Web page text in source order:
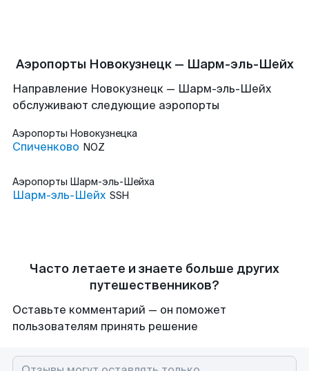
Аэропорты Новокузнецк — Шарм-эль-Шейх
Направление Новокузнецк — Шарм-эль-Шейх
обслуживают следующие аэропорты
Аэропорты Новокузнецка
Спиченково NOZ
Аэропорты Шарм-эль-Шейха
Шарм-эль-Шейх SSH
Часто летаете и знаете больше других
путешественников?
Оставьте комментарий — он поможет
пользователям принять решение